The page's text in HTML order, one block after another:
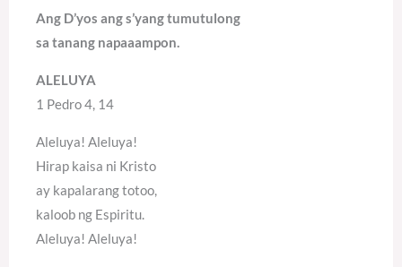
Ang D’yos ang s’yang tumutulong
sa tanang napaaampon.
ALELUYA
1 Pedro 4, 14
Aleluya! Aleluya!
Hirap kaisa ni Kristo
ay kapalarang totoo,
kaloob ng Espiritu.
Aleluya! Aleluya!